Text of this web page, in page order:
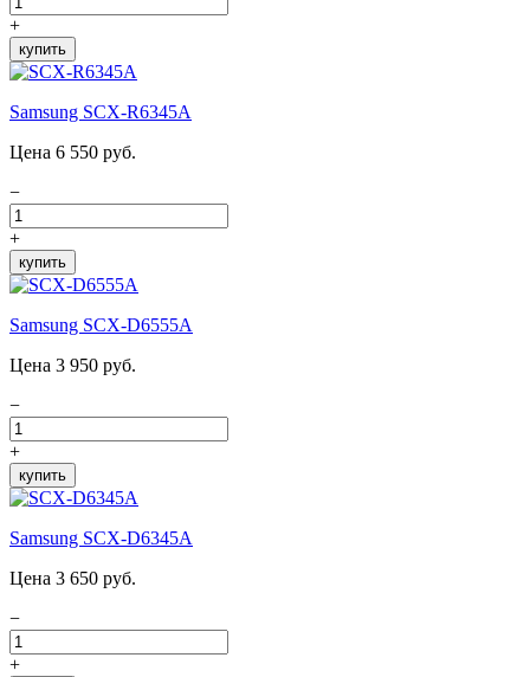
+
купить
Samsung SCX-R6345A
Цена 6 550 руб.
−
+
купить
Samsung SCX-D6555A
Цена 3 950 руб.
−
+
купить
Samsung SCX-D6345A
Цена 3 650 руб.
−
+